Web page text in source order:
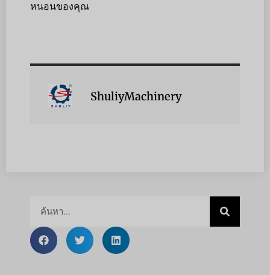
หนอนของคุณ
ShuliyMachinery